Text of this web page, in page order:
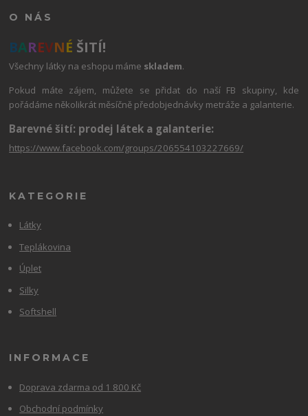
O NÁS
BAREVNÉ ŠITÍ!
Všechny látky na eshopu máme skladem.
Pokud máte zájem, můžete se přidat do naší FB skupiny, kde
pořádáme několikrát měsíčně předobjednávky metráže a galanterie.
Barevné šití: prodej látek a galanterie:
https://www.facebook.com/groups/206554103227669/
KATEGORIE
Látky
Teplákovina
Úplet
Silky
Softshell
INFORMACE
Doprava zdarma od 1 800 Kč
Obchodní podmínky